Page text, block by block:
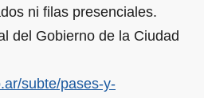
ni filas presenciales.
del Gobierno de la Ciudad
subte/pases-y-